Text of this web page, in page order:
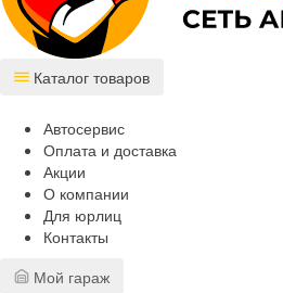
Каталог товаров
Автосервис
Оплата и доставка
Акции
О компании
Для юрлиц
Контакты
Мой гараж